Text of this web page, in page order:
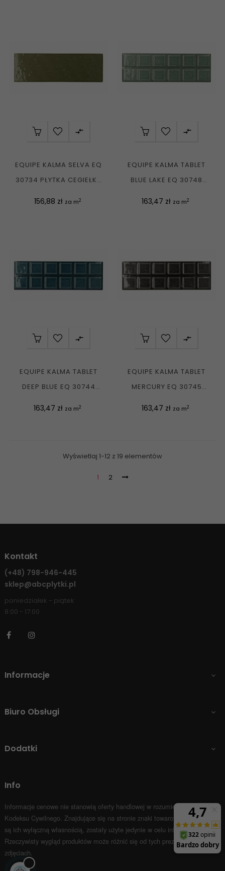

EQUIPE KALMA SELVA EQ
30734 PŁYTKA CEGIEŁKA
Cena
156,88 zł za m2

EQUIPE KALMA TABLET
BLUE LAKE EQ 30748
Cena
163,47 zł za m2

EQUIPE KALMA TABLET
DEEP BLUE EQ 30744
Cena
163,47 zł za m2

EQUIPE KALMA TABLET
MERCURY EQ 30745
Cena
163,47 zł za m2
Wyświetlaj 1-12 z 19 elementów
1 2
Kontakt
(+48) 798-946-445
sklep@abcplytki.pl
poniedziałek - piątek
8:00 - 17:00
Facebook
Informacje 
Biuro Obsługi 
Dodatki 
Info
Informacje cenowe nie stanowią oferty handlowej w rozumieniu Art.66 par.1
Kodeksu Cywilnego. Znajdujące się na stronie znaki towarowe i nazwy firm
są ich wyłączną własnością, zostały użyte jedynie w celu informacyjnym.
Rzeczywisty wygląd produktów może różnić się od tych prezentowanych na
zdjęciach.